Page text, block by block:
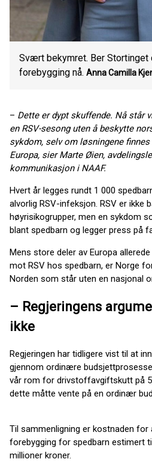
Svært bekymret. Ber Stortinget
forebygging nå. Anna Camilla
– Dette er dypt skuffende. Nå står
en RSV-sesong uten å beskytte
sykdom, selv om løsningene
Europa, sier Marte Øien,
kommunikasjon i NAAF.
Hvert år legges rundt 1 000
alvorlig RSV-infeksjon. RSV er ikke
høyrisikogrupper, men en sykdom
blant spedbarn og legger press på
Mens store deler av Europa
mot RSV hos spedbarn, er Norge
Norden som står uten en nasjonal
– Regjeringens
ikke
Regjeringen har tidligere vist til at
gjennom ordinære
vår rom for drivstoffavgiftskutt på
dette måtte vente på en ordinær
Til sammenligning er kostnaden
forebygging for spedbarn estimert
millioner kroner.